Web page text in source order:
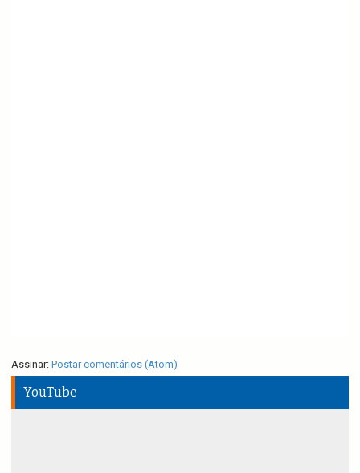
Assinar: Postar comentários (Atom)
YouTube